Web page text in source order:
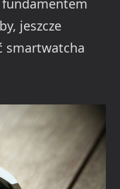
jeszcze
smartwatcha